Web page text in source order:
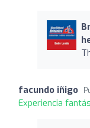
facundo iñigo
Experiencia